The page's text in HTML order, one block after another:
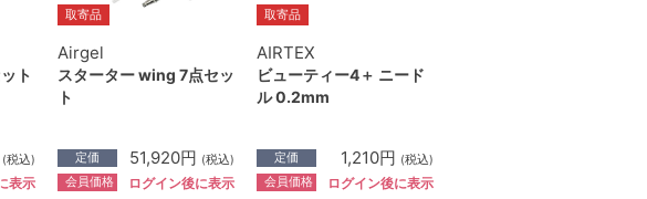
ト
(税込)
表示
取寄品
Airgel
スターター wing 7点セッ
ト
定価 51,920円 (税込)
会員価格 ログイン後に表示
取寄品
AIRTEX
ビューティー4＋ ニード
ル 0.2mm
定価 1,210円 (税込)
会員価格 ログイン後に表示